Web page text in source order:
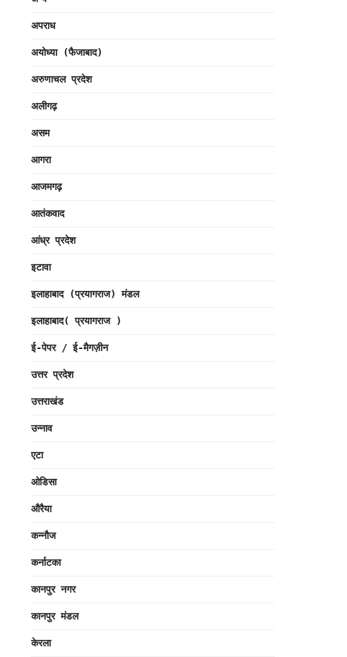
अपराध
अयोध्या (फैजाबाद)
अरुणाचल प्रदेश
अलीगढ़
असम
आगरा
आजमगढ़
आतंकवाद
आंध्र प्रदेश
इटावा
इलाहाबाद (प्रयागराज) मंडल
इलाहाबाद( प्रयागराज )
ई-पेपर / ई-मैगज़ीन
उत्तर प्रदेश
उत्तराखंड
उन्नाव
एटा
ओडिसा
औरैया
कन्नौज
कर्नाटका
कानपुर नगर
कानपुर मंडल
केरला